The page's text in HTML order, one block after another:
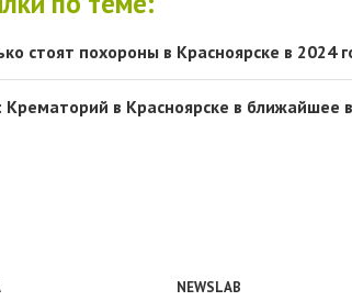
стоят похороны в Красноярске в 2024
Крематорий в Красноярске в ближайшее
NEWSLAB